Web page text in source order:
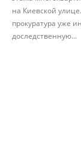
на Киевской
прокуратура уже
доследственную...